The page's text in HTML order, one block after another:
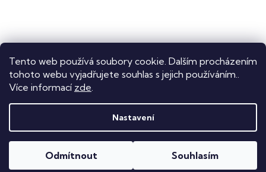
Tento web používá soubory cookie. Dalším procházením
tohoto webu vyjadřujete souhlas s jejich používáním..
Více informací zde.
Nastavení
Odmítnout Souhlasím
Shoptet
Copyright 2026Dastech s.r.o.. Všechna práva vyhrazena.
Upravit nastavení cookies